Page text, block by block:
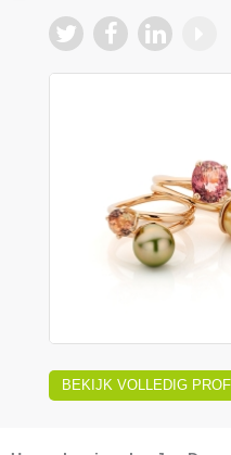
BEKIJK VOLLEDIG